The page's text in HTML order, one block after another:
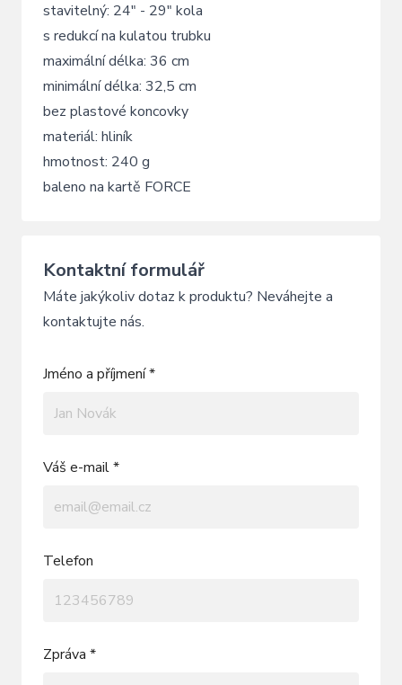
stavitelný: 24" - 29" kola
s redukcí na kulatou trubku
maximální délka: 36 cm
minimální délka: 32,5 cm
bez plastové koncovky
materiál: hliník
hmotnost: 240 g
baleno na kartě FORCE
Kontaktní formulář
Máte jakýkoliv dotaz k produktu? Neváhejte a
kontaktujte nás.
Jméno a příjmení *
Váš e-mail *
Telefon
Zpráva *